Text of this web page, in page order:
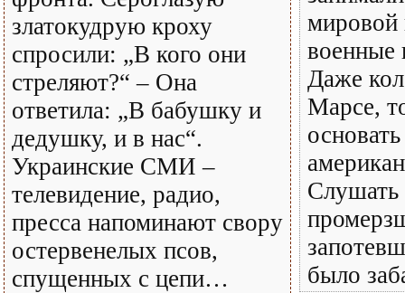
златокудрую кроху
спросили: „В кого они
стреляют?“ – Она
ответила: „В бабушку и
дедушку, и в нас“.
Украинские СМИ –
телевидение, радио,
пресса напоминают свору
остервенелых псов,
спущенных с цепи…
мировой
военные
Даже
Марсе,
Слушать
было